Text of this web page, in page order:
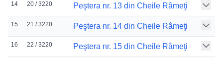
14 20 / 3220 Peştera nr. 13 din Cheile Râmeţi
15 21 / 3220 Peştera nr. 14 din Cheile Râmeţi
16 22 / 3220 Peştera nr. 15 din Cheile Râmeţi